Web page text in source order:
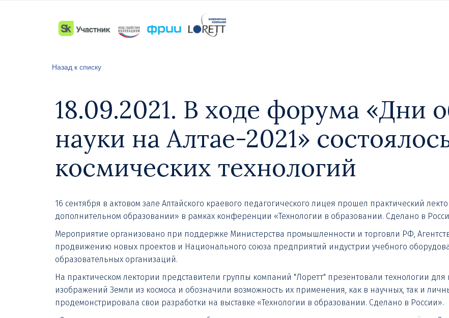
Назад к списку
18.09.2021. В ходе форума «Дни
науки на Алтае-2021»
космических технологий
16 сентября в актовом зале Алтайского краевого педагогического лицея прошел практический
дополнительном образовании» в рамках конференции «Технологии в образовании. Сделано в
Мероприятие организовано при поддержке Министерства промышленности и торговли РФ,
продвижению новых проектов и Национального союза предприятий индустрии учебного
образовательных организаций.
На практическом лектории представители группы компаний "Лоретт" презентовали технологии
изображений Земли из космоса и обозначили возможность их применения, как в научных, так и
продемонстрировала свои разработки на выставке «Технологии в образовании. Сделано в России».